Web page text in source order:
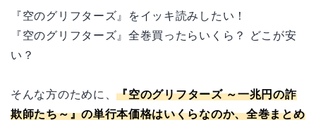
『空のグリフターズ』をイッキ読みしたい！
『空のグリフターズ』全巻買ったらいくら？ どこが安
い？
そんな方のために、『空のグリフターズ ～一兆円の詐
欺師たち～』の単行本価格はいくらなのか、全巻まとめ